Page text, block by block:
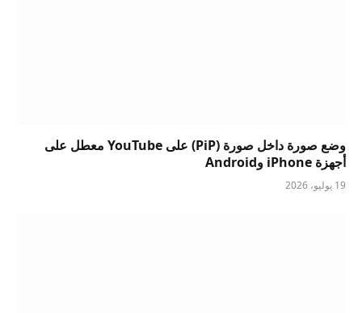
وضع صورة داخل صورة (PiP) على YouTube معطل على
أجهزة iPhone وAndroid
19 يوليو، 2026